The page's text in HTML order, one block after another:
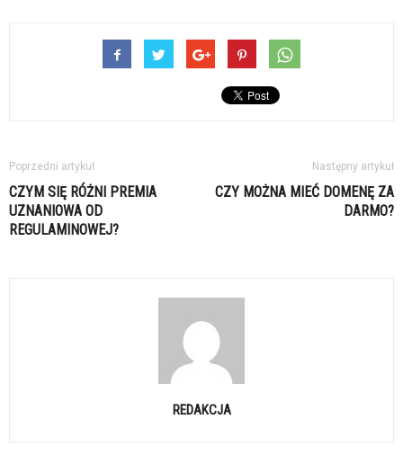
Poprzedni artykuł
CZYM SIĘ RÓŻNI PREMIA
UZNANIOWA OD
REGULAMINOWEJ?
Następny artykuł
CZY MOŻNA MIEĆ DOMENĘ ZA
DARMO?
REDAKCJA